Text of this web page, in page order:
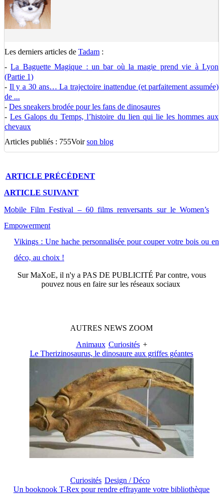
Les derniers articles de Tadam :
-La Baguette Magique : un bar où la magie prend vie à Lyon
(Partie 1)
- Il y a 30 ans… La trajectoire inattendue (et parfaitement assumée)
de ...
- Des sneakers brodée pour les fans de dinosaures
-Les Galops du Temps, l’histoire du lien qui lie les hommes aux
chevaux
Articles publiés : 755Voirson blog
ARTICLE PRÉCÉDENT
ARTICLE SUIVANT
Mobile Film Festival – 60 films renversants sur le Women’s
Empowerment
Vikings : Une hache personnalisée pour couper votre bois ou en
déco, au choix !
SurMaXoE, il n'y a PAS DE PUBLICITÉ Par contre, vous
pouvez nous en faire sur les réseaux sociaux
AUTRES NEWS ZOOM
Animaux Curiosités +
Le Therizinosaurus, le dinosaure aux griffes géantes
Curiosités Design / Déco
Un booknook T-Rex pour rendre effrayante votre bibliothèque